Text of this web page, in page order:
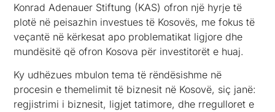
Konrad Adenauer Stiftung (KAS) ofron një hyrje të
plotë në peisazhin investues të Kosovës, me fokus të
veçantë në kërkesat apo problematikat ligjore dhe
mundësitë që ofron Kosova për investitorët e huaj.
Ky udhëzues mbulon tema të rëndësishme në
procesin e themelimit të biznesit në Kosovë, siç janë:
regjistrimi i biznesit, ligjet tatimore, dhe rregulloret e